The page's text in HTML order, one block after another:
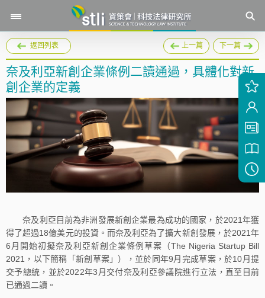
返回列表 上一篇 下一篇
奈及利亞新創企業條例二讀通過，具體化對新
創企業的定義
奈及利亞目前為非洲發展新創企業最為成功的國家，於2021年獲
得了超過18億美元的投資。而奈及利亞為了擴大新創發展，於2021年
6月開始初擬奈及利亞新創企業條例草案（The Nigeria Startup Bill
2021，以下簡稱「新創草案」），並於同年9月完成草案，於10月提
交予總統，並於2022年3月交付奈及利亞參議院進行立法，直至目前
已通過二讀。